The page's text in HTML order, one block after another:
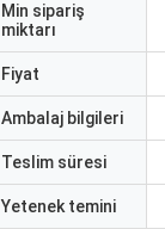
Min sipariş
miktarı
Fiyat
Ambalaj bilgileri
Teslim süresi
Yetenek temini